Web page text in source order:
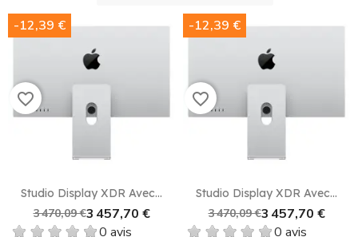
Studio Display XDR Avec...
3 470,09 €3 457,70 €
0 avis
-12,39 €
favorite_border
Studio Display XDR Avec...
3 470,09 €3 457,70 €
0 avis
-12,39 €
favorite_border